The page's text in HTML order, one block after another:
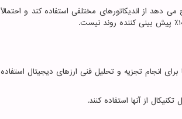
دهد از اندیکاتورهای مختلفی استفاده کند و احتمالاً
انجام تجزیه و تحلیل فنی ارزهای دیجیتال استفاده
از آنها استفاده کنند.